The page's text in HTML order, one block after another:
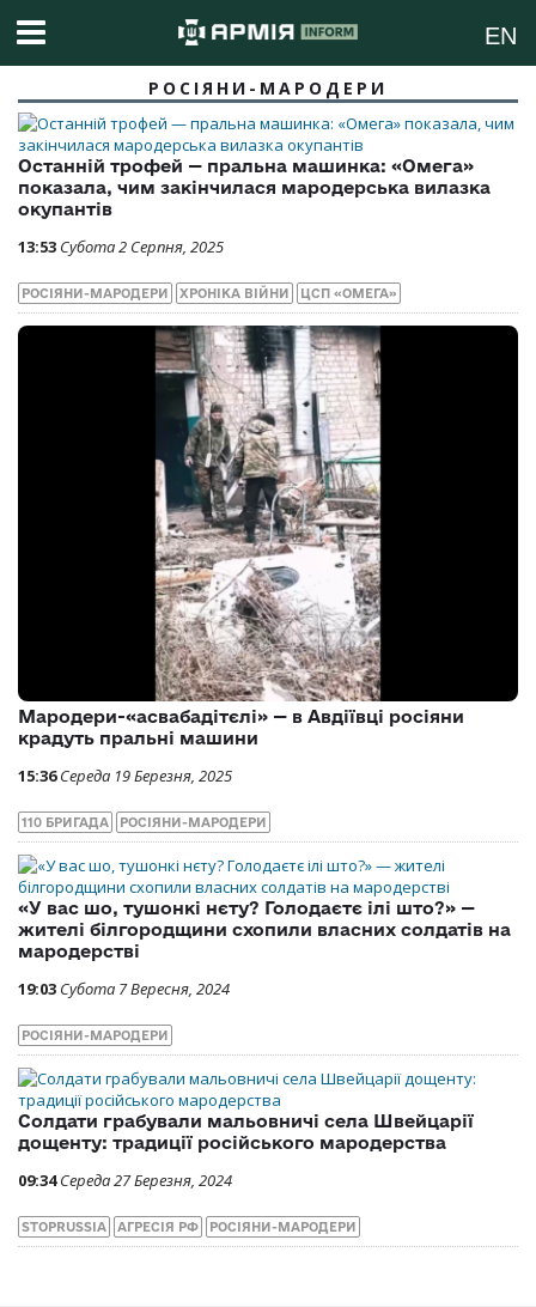
EN
РОСІЯНИ-МАРОДЕРИ
Останній трофей — пральна машинка: «Омега»
показала, чим закінчилася мародерська вилазка
окупантів
13:53 Субота 2 Серпня, 2025
РОСІЯНИ-МАРОДЕРИ ХРОНІКА ВІЙНИ ЦСП «ОМЕГА»
Мародери-«асвабадітєлі» — в Авдіївці росіяни
крадуть пральні машини
15:36 Середа 19 Березня, 2025
110 БРИГАДА РОСІЯНИ-МАРОДЕРИ
«У вас шо, тушонкі нєту? Голодаєтє ілі што?» —
жителі білгородщини схопили власних солдатів на
мародерстві
19:03 Субота 7 Вересня, 2024
РОСІЯНИ-МАРОДЕРИ
Солдати грабували мальовничі села Швейцарії
дощенту: традиції російського мародерства
09:34 Середа 27 Березня, 2024
STOPRUSSIA АГРЕСІЯ РФ РОСІЯНИ-МАРОДЕРИ